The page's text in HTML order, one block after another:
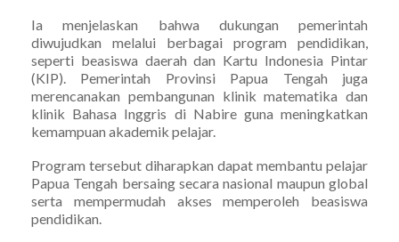
Ia menjelaskan bahwa dukungan pemerintah
diwujudkan melalui berbagai program pendidikan,
seperti beasiswa daerah dan Kartu Indonesia Pintar
(KIP). Pemerintah Provinsi Papua Tengah juga
merencanakan pembangunan klinik matematika dan
klinik Bahasa Inggris di Nabire guna meningkatkan
kemampuan akademik pelajar.
Program tersebut diharapkan dapat membantu pelajar
Papua Tengah bersaing secara nasional maupun global
serta mempermudah akses memperoleh beasiswa
pendidikan.